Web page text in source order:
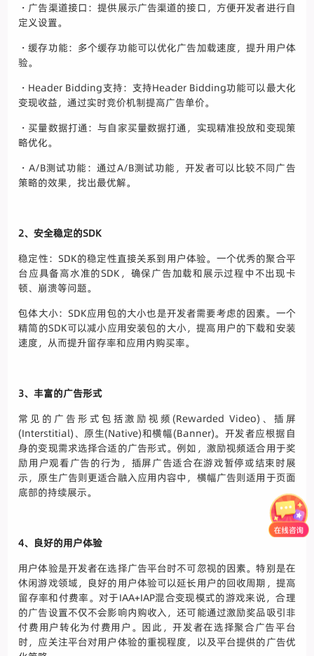
・广告渠道接口：提供展示广告渠道的接口，方便开发者进行自
定义设置。
・缓存功能：多个缓存功能可以优化广告加载速度，提升用户体
验。
・Header Bidding支持：支持Header Bidding功能可以最大化
变现收益，通过实时竞价机制提高广告单价。
・买量数据打通：与自家买量数据打通，实现精准投放和变现策
略优化。
・A/B测试功能：通过A/B测试功能，开发者可以比较不同广告
策略的效果，找出最优解。
2、安全稳定的SDK
稳定性：SDK的稳定性直接关系到用户体验。一个优秀的聚合平
台应具备高水准的SDK，确保广告加载和展示过程中不出现卡
顿、崩溃等问题。
包体大小：SDK应用包的大小也是开发者需要考虑的因素。一个
精简的SDK可以减小应用安装包的大小，提高用户的下载和安装
速度，从而提升留存率和应用内购买率。
3、丰富的广告形式
常见的广告形式包括激励视频(Rewarded Video)、插屏
(Interstitial)、原生(Native)和横幅(Banner)。开发者应根据自
身的变现需求选择合适的广告形式。例如，激励视频适合用于奖
励用户观看广告的行为，插屏广告适合在游戏暂停或结束时展
示，原生广告则更适合融入应用内容中，横幅广告则适用于页面
底部的持续展示。
4、良好的用户体验
用户体验是开发者在选择广告平台时不可忽视的因素。特别是在
休闲游戏领域，良好的用户体验可以延长用户的回收周期，提高
留存率和付费率。对于IAA+IAP混合变现模式的游戏来说，合理
的广告设置不仅不会影响内购收入，还可能通过激励奖品吸引非
付费用户转化为付费用户。因此，开发者在选择聚合广告平台
时，应关注平台对用户体验的重视程度，以及平台提供的广告优